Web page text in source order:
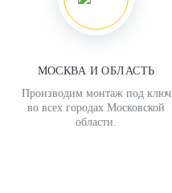
МОСКВА И ОБЛАСТЬ
Производим монтаж под ключ
во всех городах Московской
области.